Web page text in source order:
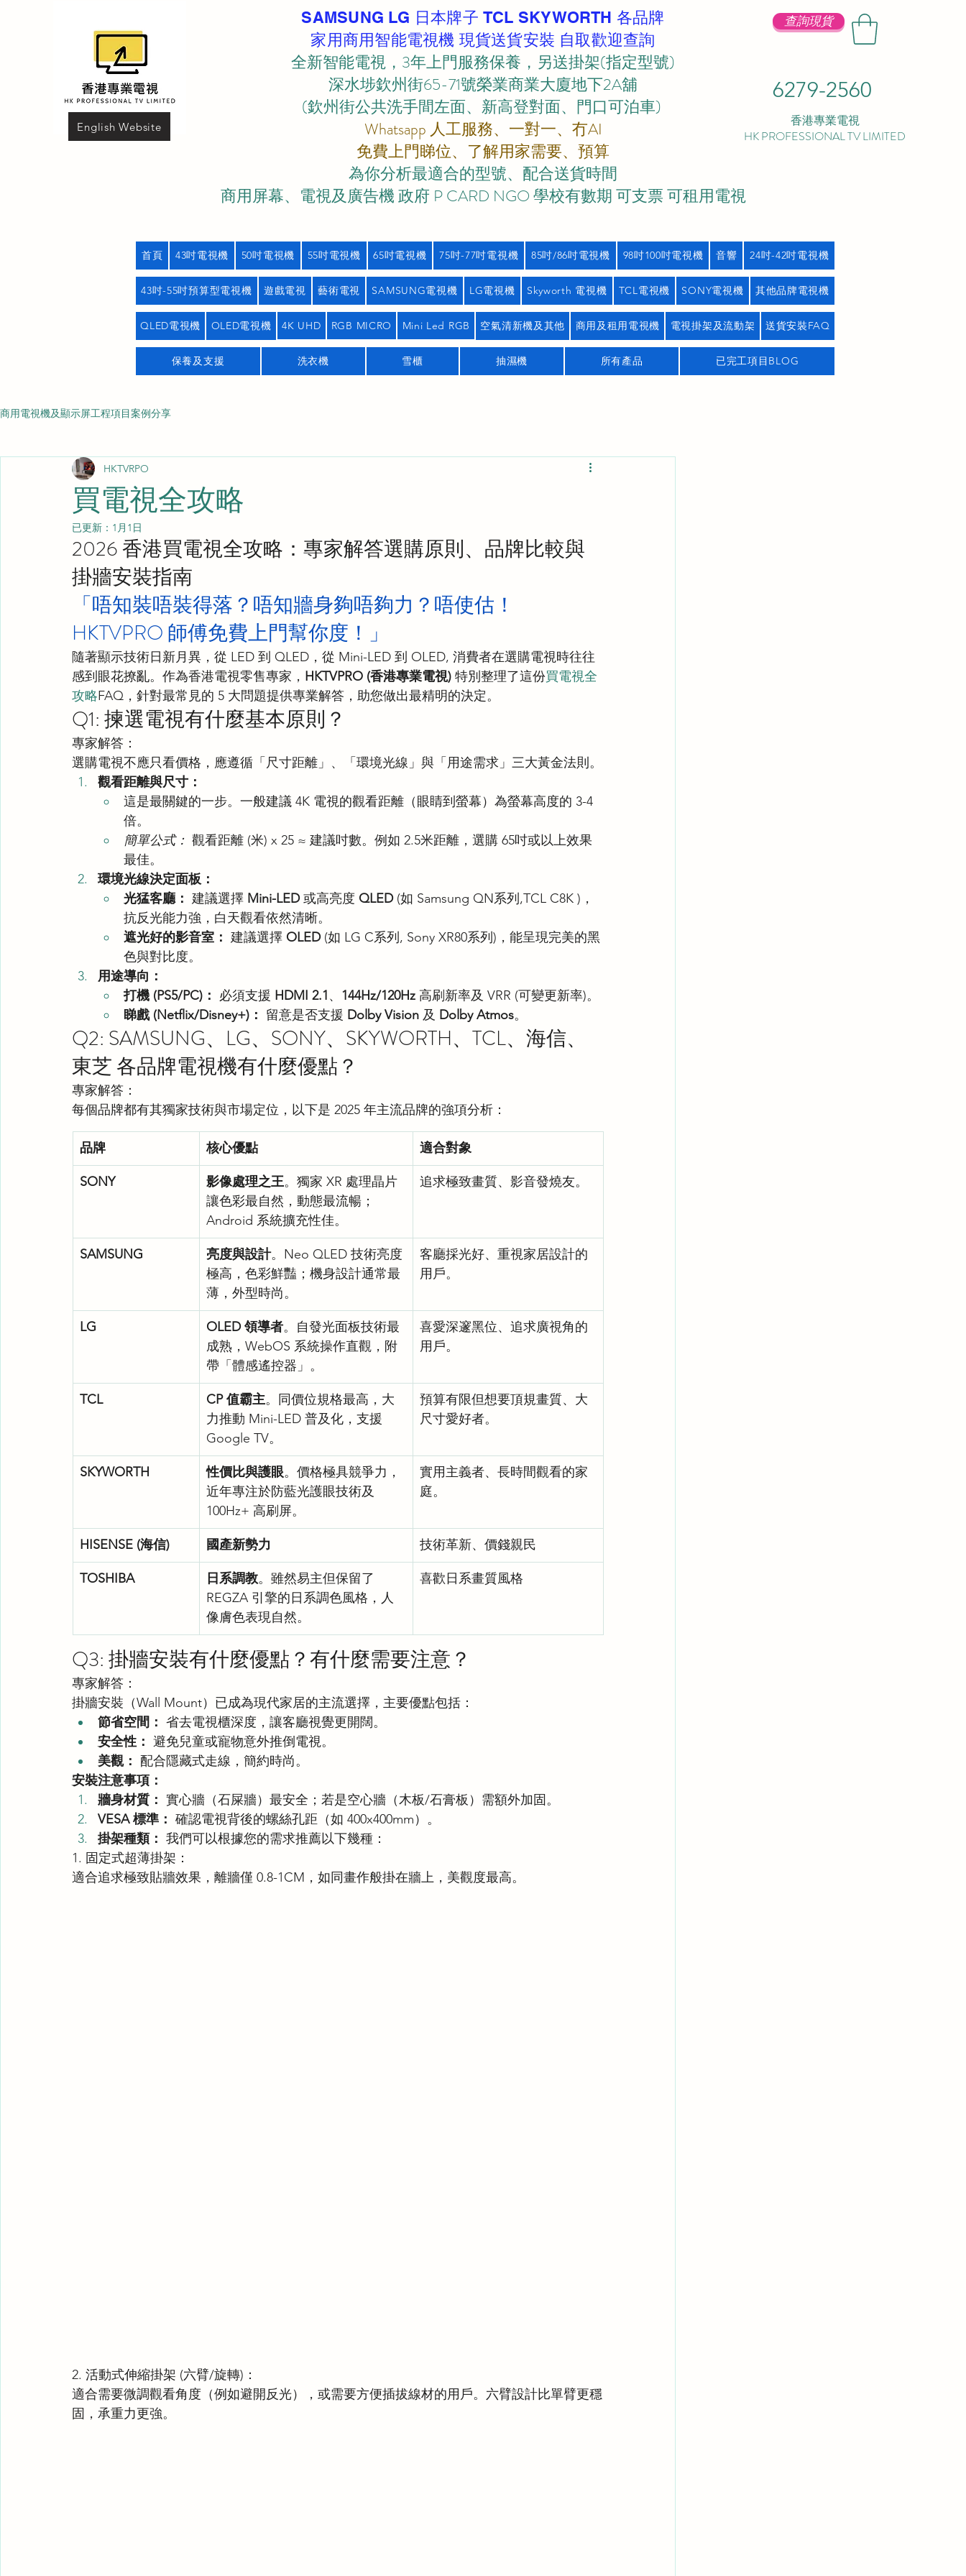
English Website
查詢現貨
6279-2560
香港專業電視
HK PROFESSIONAL TV LIMITED
SAMSUNG LG 日本牌子 TCL SKYWORTH 各品牌
家用商用智能電視機 現貨送貨安裝 自取歡迎查詢
全新智能電視，3年上門服務保養，另送掛架(指定型號)
深水埗欽州街65-71號榮業商業大廈地下2A舖
(欽州街公共洗手間左面、新高登對面、門口可泊車) ​
Whatsapp 人工服務、一對一、冇AI
免費上門睇位、了解用家需要、預算
為你分析最適合的型號、配合送貨時間
商用屏幕、電視及廣告機 政府 P CARD NGO 學校有數期 可支票 可租用電視
首頁 43吋電視機 50吋電視機 55吋電視機 65吋電視機 75吋-77吋電視機 85吋/86吋電視機 98吋100吋電視機 音響 24吋-42吋電視機
43吋-55吋預算型電視機 遊戲電視 藝術電視 SAMSUNG電視機 LG電視機 Skyworth 電視機 TCL電視機 SONY電視機 其他品牌電視機
QLED電視機 OLED電視機 4K UHD RGB MICRO Mini Led RGB 空氣清新機及其他 商用及租用電視機 電視掛架及流動架 送貨安裝FAQ
保養及支援 洗衣機 雪櫃 抽濕機 所有產品 已完工項目BLOG
商用電視機及顯示屏工程項目案例分享
買電視全攻略
HKTVRPO
已更新： 1月1日
2026 香港買電視全攻略：專家解答選購原則、品牌比較與
掛牆安裝指南
「唔知裝唔裝得落？唔知牆身夠唔夠力？唔使估！
HKTVPRO 師傅免費上門幫你度！」
隨著顯示技術日新月異，從 LED 到 QLED，從 Mini-LED 到 OLED, 消費者在選購電視時往往
感到眼花撩亂。作為香港電視零售專家， HKTVPRO (香港專業電視) 特別整理了這份買電視全
攻略FAQ，針對最常見的 5 大問題提供專業解答，助您做出最精明的決定。
Q1: 揀選電視有什麼基本原則？
專家解答：
選購電視不應只看價格，應遵循「尺寸距離」、「環境光線」與「用途需求」三大黃金法則。
觀看距離與尺寸：
這是最關鍵的一步。一般建議 4K 電視的觀看距離（眼睛到螢幕）為螢幕高度的 3-4
倍。
簡單公式： 觀看距離 (米) x 25 ≈ 建議吋數。例如 2.5米距離，選購 65吋或以上效果
最佳。
環境光線決定面板：
光猛客廳： 建議選擇 Mini-LED 或高亮度 QLED (如 Samsung QN系列,TCL C8K )，
抗反光能力強，白天觀看依然清晰。
遮光好的影音室： 建議選擇 OLED (如 LG C系列, Sony XR80系列)，能呈現完美的黑
色與對比度。
用途導向：
打機 (PS5/PC)： 必須支援 HDMI 2.1、 144Hz/120Hz 高刷新率及 VRR (可變更新率)。
睇戲 (Netflix/Disney+)： 留意是否支援 Dolby Vision 及 Dolby Atmos。
Q2: SAMSUNG、LG、SONY、SKYWORTH、TCL、海信、
東芝 各品牌電視機有什麼優點？
專家解答：
每個品牌都有其獨家技術與市場定位，以下是 2025 年主流品牌的強項分析：
品牌 核心優點 適合對象
SONY 影像處理之王。獨家 XR 處理晶片
讓色彩最自然，動態最流暢；
Android 系統擴充性佳。
追求極致畫質、影音發燒友。
SAMSUNG 亮度與設計。Neo QLED 技術亮度
極高，色彩鮮豔；機身設計通常最
薄，外型時尚。
客廳採光好、重視家居設計的
用戶。
LG OLED 領導者。自發光面板技術最
成熟，WebOS 系統操作直觀，附
帶「體感遙控器」。
喜愛深邃黑位、追求廣視角的
用戶。
TCL CP 值霸主。同價位規格最高，大
力推動 Mini-LED 普及化，支援
Google TV。
預算有限但想要頂規畫質、大
尺寸愛好者。
SKYWORTH 性價比與護眼。價格極具競爭力，
近年專注於防藍光護眼技術及
100Hz+ 高刷屏。
實用主義者、長時間觀看的家
庭。
HISENSE (海信) 國產新勢力 技術革新、價錢親民
TOSHIBA 日系調教。雖然易主但保留了
REGZA 引擎的日系調色風格，人
像膚色表現自然。
喜歡日系畫質風格
Q3: 掛牆安裝有什麼優點？有什麼需要注意？
專家解答：
掛牆安裝（Wall Mount）已成為現代家居的主流選擇，主要優點包括：
節省空間： 省去電視櫃深度，讓客廳視覺更開闊。
安全性： 避免兒童或寵物意外推倒電視。
美觀： 配合隱藏式走線，簡約時尚。
安裝注意事項：
牆身材質： 實心牆（石屎牆）最安全；若是空心牆（木板/石膏板）需額外加固。
VESA 標準： 確認電視背後的螺絲孔距（如 400x400mm）。
掛架種類： 我們可以根據您的需求推薦以下幾種：
1. 固定式超薄掛架：
適合追求極致貼牆效果，離牆僅 0.8-1CM，如同畫作般掛在牆上，美觀度最高。
2. 活動式伸縮掛架 (六臂/旋轉)：
適合需要微調觀看角度（例如避開反光），或需要方便插拔線材的用戶。六臂設計比單臂更穩
固，承重力更強。